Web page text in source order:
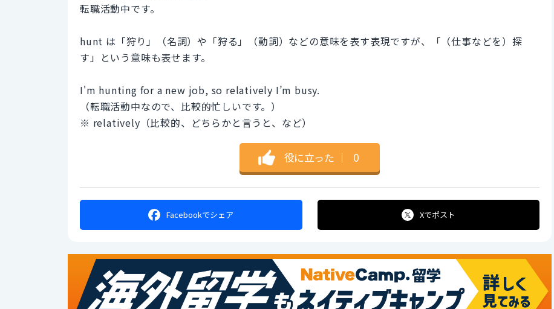
転職活動中です。
hunt は「狩り」（名詞）や「狩る」（動詞）などの意味を表す表現ですが、「（仕事などを）探
す」という意味も表せます。
I'm hunting for a new job, so relatively I’m busy.
（転職活動中なので、比較的忙しいです。）
※ relatively（比較的、どちらかと言うと、など）
役に立った ｜ 0
Facebookでシェア Xでポスト